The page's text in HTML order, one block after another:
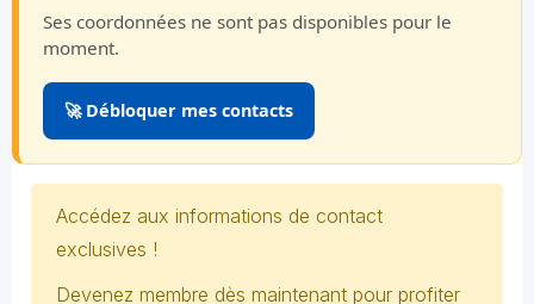
Ses coordonnées ne sont pas disponibles pour le
moment.
🚀 Débloquer mes contacts
Accédez aux informations de contact
exclusives !
Devenez membre dès maintenant pour profiter